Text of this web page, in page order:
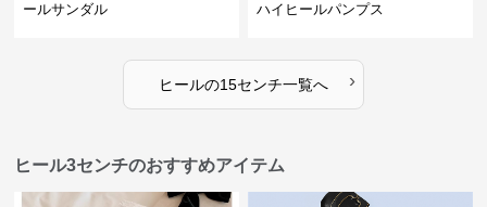
ールサンダル
ハイヒールパンプス
ヒールの15センチ一覧へ ›
ヒール3センチのおすすめアイテム